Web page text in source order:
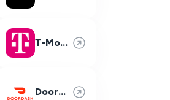
T-Mobile
DoorDash